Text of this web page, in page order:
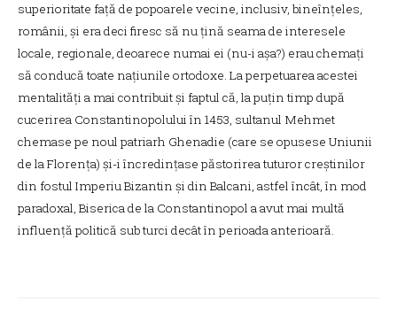
superioritate față de popoarele vecine, inclusiv, bineînțeles,
românii, și era deci firesc să nu țină seama de interesele
locale, regionale, deoarece numai ei (nu-i așa?) erau chemați
să conducă toate națiunile ortodoxe. La perpetuarea acestei
mentalități a mai contribuit și faptul că, la puțin timp după
cucerirea Constantinopolului în 1453, sultanul Mehmet
chemase pe noul patriarh Ghenadie (care se opusese Uniunii
de la Florența) și-i încredințase păstorirea tuturor creștinilor
din fostul Imperiu Bizantin și din Balcani, astfel încât, în mod
paradoxal, Biserica de la Constantinopol a avut mai multă
influență politică sub turci decât în perioada anterioară.